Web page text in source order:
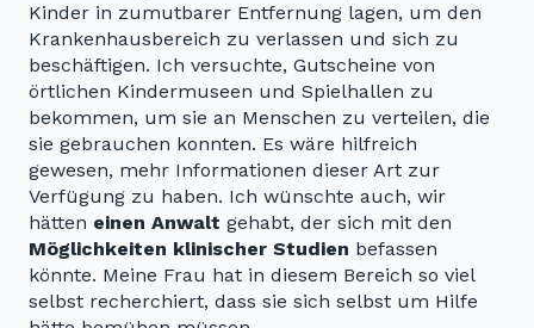
Kinder in zumutbarer Entfernung lagen, um den
Krankenhausbereich zu verlassen und sich zu
beschäftigen. Ich versuchte, Gutscheine von
örtlichen Kindermuseen und Spielhallen zu
bekommen, um sie an Menschen zu verteilen, die
sie gebrauchen konnten. Es wäre hilfreich
gewesen, mehr Informationen dieser Art zur
Verfügung zu haben. Ich wünschte auch, wir
hätten einen Anwalt gehabt, der sich mit den
Möglichkeiten klinischer Studien befassen
könnte. Meine Frau hat in diesem Bereich so viel
selbst recherchiert, dass sie sich selbst um Hilfe